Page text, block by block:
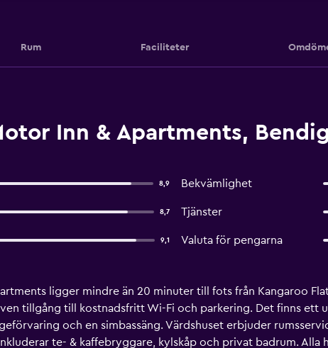
Rum Faciliteter
Inn & Apartments,
8,9 Bekvämlighet
8,7 Tjänster
9,1 Valuta för pengarna
ligger mindre än 20 minuter till fots från Kangaroo
tillgång till kostnadsfritt Wi-Fi och parkering. Det finns ett
och en simbassäng. Värdshuset erbjuder
te- & kaffebryggare, kylskåp och privat badrum.